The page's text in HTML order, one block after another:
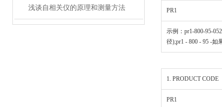
浅谈自相关仪的原理和测量方法 PR1
示例：pr1-800-95-
径);pr1 - 800 - 95 -如
1. PRODUCT CODE
PR1